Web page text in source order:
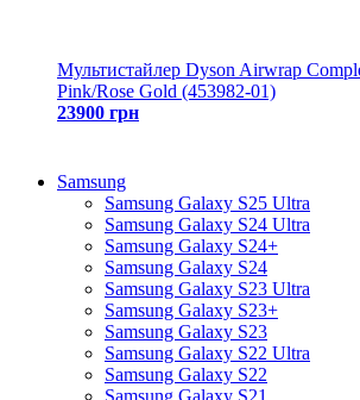
Мультистайлер Dyson Airwrap
Pink/Rose Gold (453982-01)
23900 грн
Samsung
Samsung Galaxy S25 Ultra
Samsung Galaxy S24 Ultra
Samsung Galaxy S24+
Samsung Galaxy S24
Samsung Galaxy S23 Ultra
Samsung Galaxy S23+
Samsung Galaxy S23
Samsung Galaxy S22 Ultra
Samsung Galaxy S22
Samsung Galaxy S21